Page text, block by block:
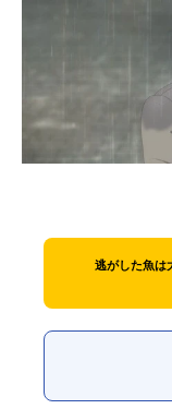
アニメ映画一覧
今期アニメ曜日別一覧
春アニメ
男性声優/女性声優一覧
逃がした魚は